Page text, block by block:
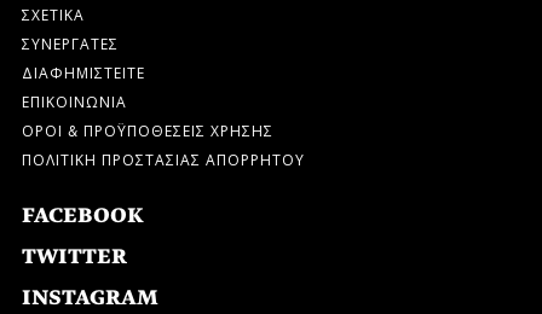
ΣΧΕΤΙΚΑ
ΣΥΝΕΡΓΑΤΕΣ
ΔΙΑΦΗΜΙΣΤΕΙΤΕ
ΕΠΙΚΟΙΝΩΝΙΑ
ΟΡΟΙ & ΠΡΟΫΠΟΘΕΣΕΙΣ ΧΡΗΣΗΣ
ΠΟΛΙΤΙΚΗ ΠΡΟΣΤΑΣΙΑΣ ΑΠΟΡΡΗΤΟΥ
FACEBOOK
TWITTER
INSTAGRAM